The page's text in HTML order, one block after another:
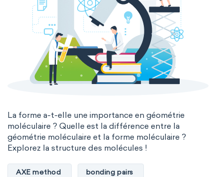
La forme a-t-elle une importance en géométrie
moléculaire ? Quelle est la différence entre la
géométrie moléculaire et la forme moléculaire ?
Explorez la structure des molécules !
AXE method bonding pairs